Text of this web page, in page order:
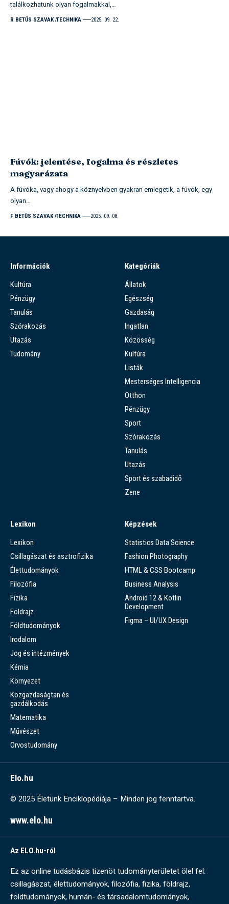
találkozhatunk olyan fogalmakkal,…
R BETŰS SZAVAK TECHNIKA 2025. 09. 22.
Fúvók: jelentése, fogalma és részletes
magyarázata
A fúvóka, vagy ahogy a köznyelvben gyakran emlegetik, a fúvók, egy
olyan…
F BETŰS SZAVAK TECHNIKA 2025. 09. 08.
Információk
Kultúra
Pénzügy
Tanulás
Szórakozás
Utazás
Tudomány
Kategóriák
Állatok
Egészség
Gazdaság
Ingatlan
Közösség
Kultúra
Listák
Mesterséges Intelligencia
Otthon
Pénzügy
Sport
Szórakozás
Tanulás
Utazás
Sport és szabadidő
Zene
Lexikon
Lexikon
Csillagászat és asztrofizika
Élettudományok
Filozófia
Fizika
Földrajz
Földtudományok
Irodalom
Jog és intézmények
Kémia
Környezet
Közgazdaságtan és
gazdálkodás
Matematika
Művészet
Orvostudomány
Képzések
Statistics Data Science
Fashion Photography
HTML & CSS Bootcamp
Business Analysis
Android 12 & Kotlin
Development
Figma – UI/UX Design
Elo.hu
© 2025 Életünk Enciklopédiája – Minden jog fenntartva.
www.elo.hu
Az ELO.hu-ról
Ez az online tudásbázis tizenöt tudományterületet ölel fel:
csillagászat, élettudományok, filozófia, fizika, földrajz,
földtudományok, humán- és társadalomtudományok,